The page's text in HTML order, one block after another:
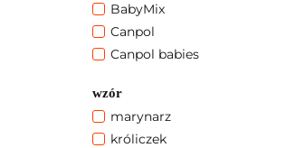
BabyMix
Canpol
Canpol babies
FIRMA PRODUKCYJNO-
HANDLOWA RABBIT IRENEUSZ
MAKOWSKI
wzór
marynarz
króliczek